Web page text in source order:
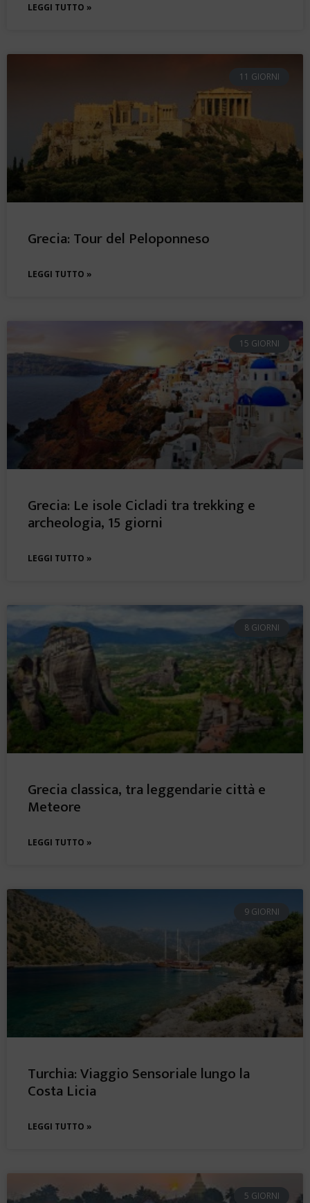
LEGGI TUTTO »
11 GIORNI
Grecia: Tour del Peloponneso
LEGGI TUTTO »
15 GIORNI
Grecia: Le isole Cicladi tra trekking e
archeologia, 15 giorni
LEGGI TUTTO »
8 GIORNI
Grecia classica, tra leggendarie città e
Meteore
LEGGI TUTTO »
9 GIORNI
Turchia: Viaggio Sensoriale lungo la
Costa Licia
LEGGI TUTTO »
5 GIORNI